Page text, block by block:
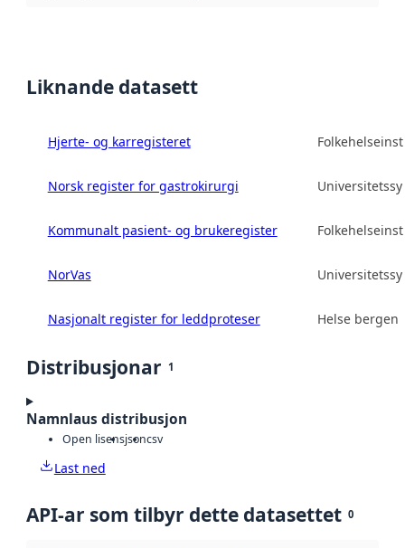
Liknande datasett
Hjerte- og karregisteret
Norsk register for gastrokirurgi
Kommunalt pasient- og brukeregister
NorVas
Nasjonalt register for leddproteser Helse bergen
Distribusjonar 1
Namnlaus distribusjon
Open lisensjsoncsv
Last ned
API-ar som tilbyr dette datasettet 0